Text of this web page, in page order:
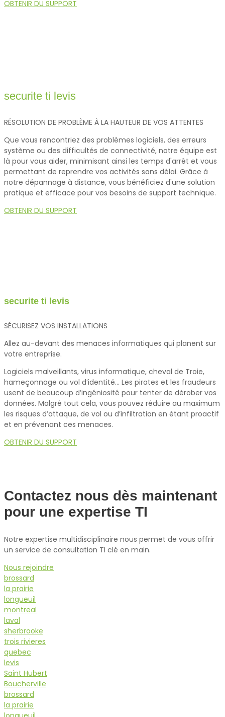
OBTENIR DU SUPPORT
securite ti levis
RÉSOLUTION DE PROBLÈME À LA HAUTEUR DE VOS ATTENTES
Que vous rencontriez des problèmes logiciels, des erreurs
système ou des difficultés de connectivité, notre équipe est
là pour vous aider, minimisant ainsi les temps d'arrêt et vous
permettant de reprendre vos activités sans délai. Grâce à
notre dépannage à distance, vous bénéficiez d'une solution
pratique et efficace pour vos besoins de support technique.
OBTENIR DU SUPPORT
securite ti levis
SÉCURISEZ VOS INSTALLATIONS
Allez au-devant des menaces informatiques qui planent sur
votre entreprise.
Logiciels malveillants, virus informatique, cheval de Troie,
hameçonnage ou vol d’identité… Les pirates et les fraudeurs
usent de beaucoup d’ingéniosité pour tenter de dérober vos
données. Malgré tout cela, vous pouvez réduire au maximum
les risques d’attaque, de vol ou d’infiltration en étant proactif
et en prévenant ces menaces.
OBTENIR DU SUPPORT
Contactez nous dès maintenant
pour une expertise TI
Notre expertise multidisciplinaire nous permet de vous offrir
un service de consultation TI clé en main.
Nous rejoindre
brossard
la prairie
longueuil
montreal
laval
sherbrooke
trois rivieres
quebec
levis
Saint Hubert
Boucherville
brossard
la prairie